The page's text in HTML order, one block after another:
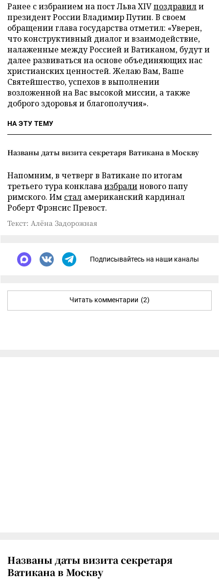
Ранее с избранием на пост Льва XIVпоздравили
президент России Владимир Путин. В своем
обращении глава государства отметил: «Уверен,
что конструктивный диалог и взаимодействие,
налаженные между Россией и Ватиканом, будут и
далее развиваться на основе объединяющих нас
христианских ценностей. Желаю Вам, Ваше
Святейшество, успехов в выполнении
возложенной на Вас высокой миссии, а также
доброго здоровья и благополучия».
НА ЭТУ ТЕМУ
Названы даты визита секретаря Ватикана в Москву
Напомним, в четверг в Ватикане по итогам
третьего тура конклаваизбралинового папу
римского. Им стал американский кардинал
Роберт Фрэнсис Превост.
Текст: Алёна Задорожная
Подписывайтесь на наши каналы
Читать комментарии (2)
Названы даты визита секретаря
Ватикана в Москву